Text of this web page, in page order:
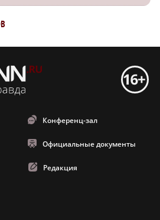
Конференц-зал
Официальные документы
Редакция